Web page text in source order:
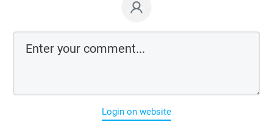
Login on website